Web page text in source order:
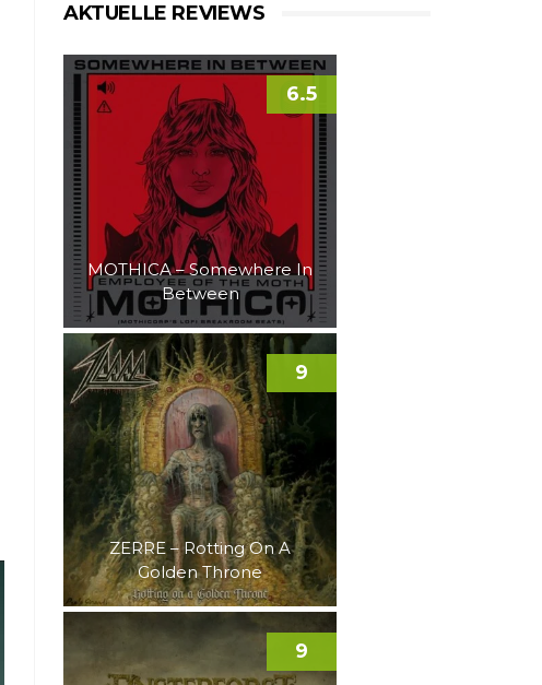
AKTUELLE REVIEWS
MOTHICA – Somewhere In
Between
6.5
ZERRE – Rotting On A
Golden Throne
9
9